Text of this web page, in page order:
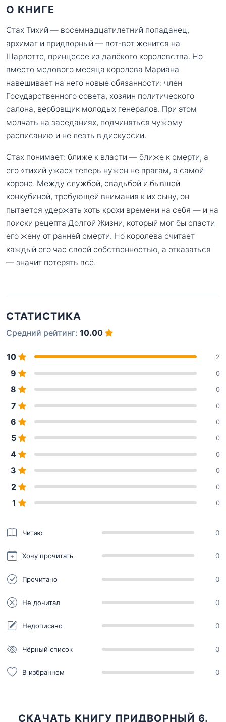
О КНИГЕ
Стах Тихий — восемнадцатилетний попаданец,
архимаг и придворный — вот-вот женится на
Шарлотте, принцессе из далёкого королевства. Но
вместо медового месяца королева Мариана
навешивает на него новые обязанности: член
Государственного совета, хозяин политического
салона, вербовщик молодых генералов. При этом
молчать на заседаниях, подчиняться чужому
расписанию и не лезть в дискуссии.
Стах понимает: ближе к власти — ближе к смерти, а
его «тихий ужас» теперь нужен не врагам, а самой
короне. Между службой, свадьбой и бывшей
конкубиной, требующей внимания к их сыну, он
пытается удержать хоть крохи времени на себя — и на
поиски рецепта Долгой Жизни, который мог бы спасти
его жену от ранней смерти. Но королева считает
каждый его час своей собственностью, а отказаться
— значит потерять всё.
СТАТИСТИКА
Средний рейтинг: 10.00
10 2
9 0
8 0
7 0
6 0
5 0
4 0
3 0
2 0
1 0
Читаю 0
Хочу прочитать 0
Прочитано 0
Не дочитал 0
Недописано 0
Чёрный список 0
В избранном 0
СКАЧАТЬ КНИГУ ПРИДВОРНЫЙ 6.